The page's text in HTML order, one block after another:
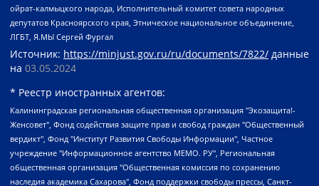
ойрат-калмыцкого народа, Исполнительный комитет совета народных
депутатов Красноярского края, Этническое национальное объединение,
ЛГБТ, Я.МЫ Сергей Фургал
Источник: https://minjust.gov.ru/ru/documents/7822/ данные
на 03.05.2024
* Реестр иностранных агентов:
Калининградская региональная общественная организация "Экозащита!-Женсовет", Фонд содействия защите прав и свобод граждан "Общественный вердикт", Фонд "Институт Развития Свободы Информации", Частное учреждение "Информационное агентство МЕМО. РУ", Региональная общественная организация "Общественная комиссия по сохранению наследия академика Сахарова", Фонд поддержки свободы прессы, Санкт-Петербургская общественная правозащитная организация "Гражданский контроль", Межрегиональная общественная организация "Информационно-просветительский центр "Мемориал", Региональный Фонд "Центр Защиты Прав Средств Массовой Информации", с 05.12.2023 Фонд "Центр Защиты Прав Средств массовой информации", Региональная общественная благотворительная организация помощи беженцам и мигрантам "Гражданское содействие", Негосударственное образовательное учреждение дополнительного профессионального образования (повышение квалификации) специалистов "АКАДЕМИЯ ПО ПРАВАМ ЧЕЛОВЕКА", Свердловская региональная общественная организация "Сутяжник", Автономная некоммерческая организация "Центр независимых социологических исследований", Союз общественных объединений "Российский исследовательский центр по правам человека", Региональное общественное учреждение научно-информационный центр "МЕМОРИАЛ", Некоммерческая организация "Фонд защиты гласности", Автономная некоммерческая организация "Институт прав человека", Городская общественная организация "Екатеринбургское общество "МЕМОРИАЛ", Городская общественная организация "Рязанское историко-просветительское и правозащитное общество "Мемориал" (Рязанский Мемориал), Челябинский региональный орган общественной самодеятельности – женское общественное объединение "Женщины Евразии", Челябинский региональный орган общественной самодеятельности "Уральская правозащитная группа", Фонд содействия защите здоровья и социальной справедливости имени Андрея Рылькова, Автономная Некоммерческая Организация "Аналитический Центр Юрия Левады", Автономная некоммерческая организация социальной поддержки населения "Проект Апрель", Региональная общественная организация помощи женщинам и детям, находящимся в кризисной ситуации "Информационно-методический центр "Анна", Фонд содействия развитию массовых коммуникаций и правовому просвещению "Так-так-Так", Фонд содействия устойчивому развитию "Серебряная тайга", Свердловский региональный общественный фонд социальных проектов "Новое время", "Idel.Реалии", Кавказ.Реалии, Крым.Реалии, Телеканал Настоящее Время, Татаро-башкирская служба Радио Свобода (Azatliq Radiosi), Радио Свободная Европа/Радио Свобода (PCE/PC), "Сибирь.Реалии", "Фактограф", Благотворительный фонд помощи осужденным и их семьям, Автономная некоммерческая организация "Институт глобализации и социальных движений", Фонд "В защиту прав заключенных", Частное учреждение "Центр поддержки и содействия развитию средств массовой информации", Пензенский региональный общественный благотворительный фонд "Гражданский союз", "Север.Реалии", Некоммерческая организация Фонд "Правовая инициатива", Общество с ограниченной ответственностью "Радио Свободная Европа/Радио Свобода", Чешское информационное агентство "MEDIUM-ORIENT", Красноярская региональная общественная организация "Мы против СПИДа", Камалягин Денис Николаевич, Маркелов Сергей Евгеньевич, Пономарев Лев Александрович, Савицкая Людмила Алексеевна, Автономная некоммерческая организация "Центр по работе с проблемой насилия "НАСИЛИЮ.НЕТ", Межрегиональный профессиональный союз работников здравоохранения "Альянс врачей", Юридическое лицо, зарегистрированное в Латвийской Республике, SIA "Medusa Project" (регистрационный номер 40103797863, дата регистрации 10.06.2014), Некоммерческая организация "Фонд по борьбе с коррупцией", Автономная некоммерческая организация "Институт права и публичной политики", Баданин Роман Сергеевич, Гликин Максим Александрович, Железнова Мария Михайловна, Лукьянова Юлия Сергеевна, Маетная Елизавета Витальевна, Маняхин Петр Борисович, Чуракова Ольга Владимировна, Ярош Юлия Петровна, Юридическое лицо "The Insider SIA", зарегистрированное в Риге, Латвийская Республика (дата регистрации 26.06.2015), являющееся администратором доменного имени интернет-издания "The Insider SIA", https://theins.ru, Постернак Алексей Евгеньевич, Рубин Михаил Аркадьевич, Анин Роман Александрович, Юридическое лицо Istories fonds, зарегистрированное в Латвийской Республике (регистрационный номер 50008295751, дата регистрации 24.02.2020), Великовский Дмитрий Александрович, Долинина Ирина Николаевна, Мароховская Алеся Алексеевна, Шлейнов Роман Юрьевич, Шмагун Олеся Валентиновна, Общество с ограниченной ответственностью "Альтаир 2021", Общество с ограниченной ответственностью "Вега 2021", Общество с ограниченной ответственностью "Главный редактор 2021", Общество с ограниченной ответственностью "Ромашки монолит", Важенков Артем Валерьевич, Ивановская областная общественная организация "Центр гендерных исследований", Гурман Юрий Альбертович, Медиапроект "ОВД-Инфо", Егоров Владимир Владимирович, Жилинский Владимир Александрович, Общество с ограниченной ответственностью "ЗП", Иванова София Юрьевна, Карезина Инна Павловна, Кильтау Екатерина Викторовна, Петров Алексей Викторович, Пискунов Сергей Евгеньевич, Смирнов Сергей Сергеевич, Тихонов Михаил Сергеевич, Общество с ограниченной ответственностью "ЖУРНАЛИСТ-ИНОСТРАННЫЙ АГЕНТ", Арапова Галина Юрьевна, Вольтская Татьяна Анатольевна, Американская компания "Mason G.E.S. Anonymous Foundation" (США), являющаяся владельцем интернет-издания https://mnews.world/, Компания "Stichting Bellingcat", зарегистрированная в Нидерландах (дата регистрации 11.07.2018), Захаров Андрей Вячеславович, Клепиковская Екатерина Дмитриевна, Общество с ограниченной ответственностью "МЕМО", Перл Роман Александрович, Симонов Евгений Алексеевич, Соловьева Елена Анатольевна, Сотников Даниил Владимирович, Сурначева Елизавета Дмитриевна, Автономная некоммерческая организация по защите прав человека и информированию населения "Якутия – Наше Мнение", Общество с ограниченной ответственностью "Москоу диджитал медиа", с 26.01.2023 Общество с ограниченной ответственностью "Чайка Белые сады", Ветошкина Валерия Валерьевна, Заговора Максим Александрович, Межрегиональное общественное движение "Российская ЛГБТ - сеть", Оленичев Максим Владимирович, Павлов Иван Юрьевич, Скворцова Елена Сергеевна, Общество с ограниченной ответственностью "Как бы инагент", Кочетков Игорь Викторович, Общество с ограниченной ответственностью "Честные выборы", Еланчик Олег Александрович, Общество с ограниченной ответственностью "Нобелевский призыв", Гималова Регина Эмилевна, Григорьев Андрей Валерьевич, Григорьева Алина Александровна, Ассоциация по содействию защите прав призывников, альтернативнослужащих и военнослужащих "Правозащитная группа "Гражданин.Армия.Право", Хисамова Регина Фаритовна, Автономная некоммерческая организация по реализации социально-правовых программ "Лилит", Дальневосточное общественное движение "Маяк", Санкт-Петербургская ЛГБТ-инициативная группа "Выход", Инициативная группа ЛГБТ+ "Реверс", Алексеев Андрей Викторович, Бекбулатова Таисия Львовна, Беляев Иван Михайлович, Владыкина Елена Сергеевна, Гельман Марат Александрович, Никульшина Вероника Юрьевна, Толоконникова Надежда Андреевна, Шендерович Виктор Анатольевич, Общество с ограниченной ответственностью "Данное сообщение", Общество с ограниченной ответственностью Издательский дом "Новая глава", Айнбиндер Александра Александровна, Московский комьюнити-центр для ЛГБТ+инициатив, Благотворительный фонд развития филантропии, Deutsche Welle (Германия, Kurt-Schumacher-Strasse 3, 53113 Bonn), Борзунова Мария Михайловна, Воробьев Виктор Викторович, Голубева Анна Львовна, Константинова Алла Михайловна, Малкова Ирина Владимировна, Мурадов Мурад Абдулгалимович, Осетинская Елизавета Николаевна, Понасенков Евгений Николаевич, Ганапольский Матвей Юрьевич, Киселев Евгений Алексеевич, Борухович Ирина Григорьевна, Дремин Иван Тимофеевич, Дубровский Дмитрий Викторович, Красноярская региональная общественная организация поддержки и развития альтернативных образовательных технологий и межкультурных коммуникаций "ИНТЕРРА", Маяковская Екатерина Алексеевна, Фейгин Марк Захарович, Филимонов Андрей Викторович, Дзугкоева Регина Николаевна, Доброхотов Роман Александрович, Дудь Юрий Александрович, Елкин Сергей Владимирович, Кругликов Кирилл Игоревич, Сабунаева Мария Леонидовна, Семенов Алексей Владимирович, Шаинян Карен Багратович, Шульман Екатерина Михайловна, Асафьев Артур Валерьевич, Вахштайн Виктор Семенович, Венедиктов Алексей Алексеевич, Лушникова Екатерина Евгеньевна, Волков Леонид Михайлович, Невзоров Александр Глебович, Пархоменко Сергей Борисович, Сироткин Ярослав Николаевич, Кара-Мурза Владимир Владимирович, Баранова Наталья Владимировна, Гозман Леонид Яковлевич, Кагарлицкий Борис Юльевич, Климарев Михаил Валерьевич, Милов Владимир Станиславович, Автономная некоммерческая организация Краснодарский центр современного искусства "Типография", Моргенштерн Алишер Тагирович, Соболь Любовь Эдуардовна, Общество с ограниченной ответственностью "ЛИЗА НОРМ", Каспаров Гарри Кимович, Ходорковский Михаил Борисович, Общество с ограниченной ответственностью "Апрельские тезисы", Данилович Ирина Брониславовна, Кашин Олег Владимирович, Петров Николай Владимирович, Пивоваров Алексей Владимирович, Соколов Михаил Владимирович, Цветкова Юлия Владимировна, Чичваркин Евгений Александрович, Комитет против пыток/Команда против пыток, Общество с ограниченной ответственностью "Первый научный", Общество с ограниченной ответственностью "Вертолет и ко", Белоцерковская Вероника Борисовна, Кац Максим Евгеньевич, Лазарева Татьяна Юрьевна, Шаведдинов Руслан Табризович, Яшин Илья Валерьевич, Общество с ограниченной ответственностью "Иноагент ААВ", Алешковский Дмитрий Петрович, Альбац Евгения Марковна, Быков Дмитрий Львович, Галямина Юлия Евгеньевна, Лойко Сергей Леонидович, Мартынов Кирилл Константинович, Медведев Сергей Александрович, Крашенинников Федор Геннадиевич, Гордеева Катерина Вл